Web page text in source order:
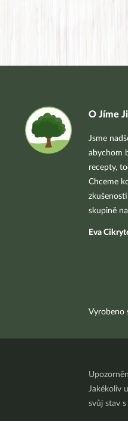
O Jíme
Jsme
abychom
recepty,
Chceme
skupině
Eva
Vyrobeno
Jakékoliv
svůj stav